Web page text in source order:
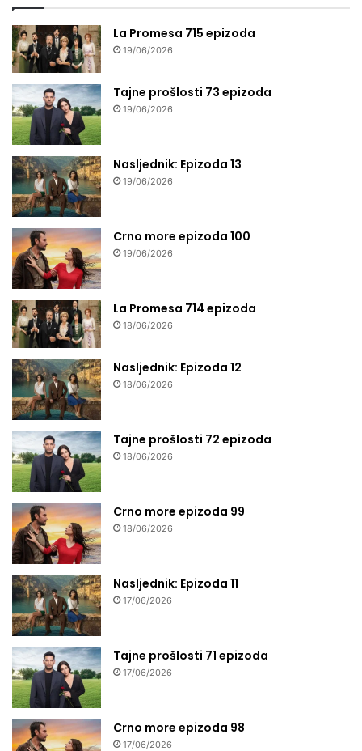
La Promesa 715 epizoda
19/06/2026
Tajne prošlosti 73 epizoda
19/06/2026
Nasljednik: Epizoda 13
19/06/2026
Crno more epizoda 100
19/06/2026
La Promesa 714 epizoda
18/06/2026
Nasljednik: Epizoda 12
18/06/2026
Tajne prošlosti 72 epizoda
18/06/2026
Crno more epizoda 99
18/06/2026
Nasljednik: Epizoda 11
17/06/2026
Tajne prošlosti 71 epizoda
17/06/2026
Crno more epizoda 98
17/06/2026